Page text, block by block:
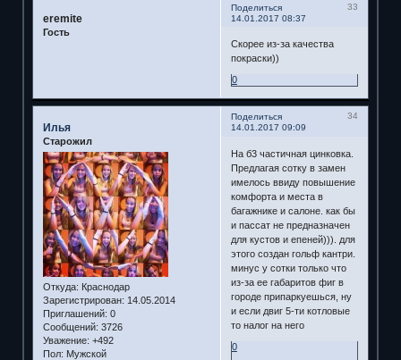
Поделиться
33
14.01.2017 08:37
eremite
Гость
Скорее из-за качества
покраски))
0
Поделиться
34
14.01.2017 09:09
Илья
Старожил
Откуда: Краснодар
Зарегистрирован: 14.05.2014
Приглашений: 0
Сообщений: 3726
Уважение: +492
Пол: Мужской
На б3 частичная цинковка.
Предлагая сотку в замен
имелось ввиду повышение
комфорта и места в
багажнике и салоне. как бы
и пассат не предназначен
для кустов и епеней))). для
этого создан гольф кантри.
минус у сотки только что
из-за ее габаритов фиг в
городе припаркуешься, ну
и если двиг 5-ти котловые
то налог на него
0